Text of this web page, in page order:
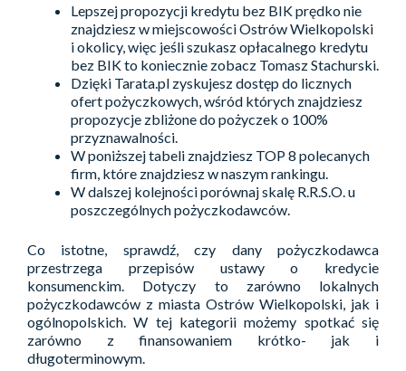
Lepszej propozycji kredytu bez BIK prędko nie
znajdziesz w miejscowości Ostrów Wielkopolski
i okolicy, więc jeśli szukasz opłacalnego kredytu
bez BIK to koniecznie zobacz Tomasz Stachurski.
Dzięki Tarata.pl zyskujesz dostęp do licznych
ofert pożyczkowych, wśród których znajdziesz
propozycje zbliżone do pożyczek o 100%
przyznawalności.
W poniższej tabeli znajdziesz TOP 8 polecanych
firm, które znajdziesz w naszym rankingu.
W dalszej kolejności porównaj skalę R.R.S.O. u
poszczególnych pożyczkodawców.
Co istotne, sprawdź, czy dany pożyczkodawca
przestrzega przepisów ustawy o kredycie
konsumenckim. Dotyczy to zarówno lokalnych
pożyczkodawców z miasta Ostrów Wielkopolski, jak i
ogólnopolskich. W tej kategorii możemy spotkać się
zarówno z finansowaniem krótko- jak i
długoterminowym.